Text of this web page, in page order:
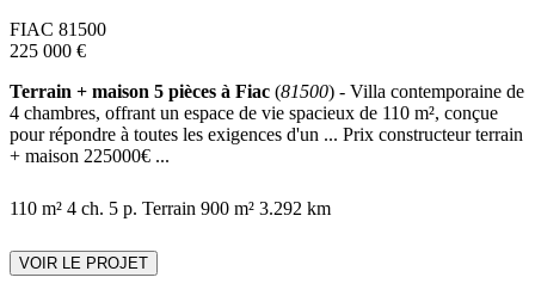
FIAC 81500
225 000 €
Terrain + maison 5 pièces à Fiac (81500) - Villa contemporaine de
4 chambres, offrant un espace de vie spacieux de 110 m², conçue
pour répondre à toutes les exigences d'un ... Prix constructeur terrain
+ maison 225000€ ...
110 m² 4 ch. 5 p. Terrain 900 m² 3.292 km
VOIR LE PROJET